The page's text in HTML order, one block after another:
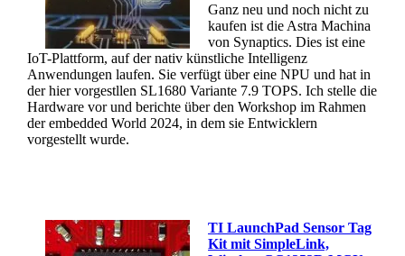
Ganz neu und noch nicht zu
kaufen ist die Astra Machina
von Synaptics. Dies ist eine
IoT-Plattform, auf der nativ künstliche Intelligenz
Anwendungen laufen. Sie verfügt über eine NPU und hat in
der hier vorgestllen SL1680 Variante 7.9 TOPS. Ich stelle die
Hardware vor und berichte über den Workshop im Rahmen
der embedded World 2024, in dem sie Entwicklern
vorgestellt wurde.
TI LaunchPad Sensor Tag
Kit mit SimpleLink,